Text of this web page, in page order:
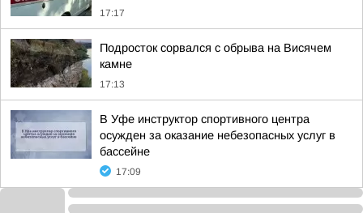
17:17
Подросток сорвался с обрыва на Висячем
камне
17:13
В Уфе инструктор спортивного центра
осужден за оказание небезопасных услуг в
бассейне
17:09